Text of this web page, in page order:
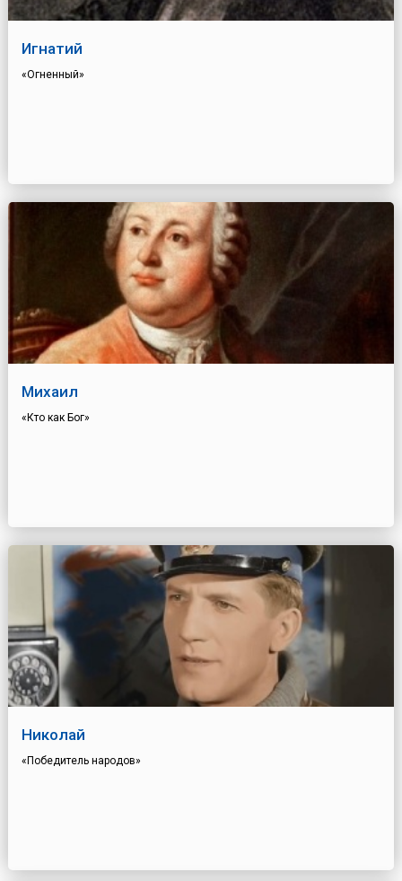
Игнатий
«Огненный»
Михаил
«Кто как Бог»
Николай
«Победитель народов»